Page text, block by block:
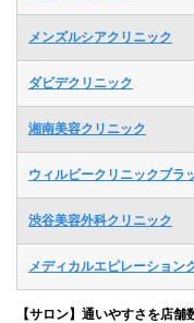
メンズルシアクリニック
ダビデクリニック
湘南美容クリニック
ウィルビークリニックブラ
渋谷美容外科クリニック
メディカルエピレーション
【サロン】通いやすさを店